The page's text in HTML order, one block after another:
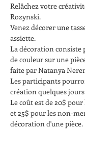
Relâchez votre
Rozynski.
Venez décorer une
assiette.
La décoration consiste
de couleur sur une
faite par Natanya
Les participants
création quelques
Le coût est de 20$
et 25$ pour les non-
décoration d'une pièce.